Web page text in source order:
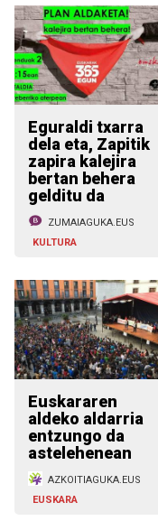
Eguraldi txarra
dela eta, Zapitik
zapira kalejira
bertan behera
gelditu da
ZUMAIAGUKA.EUS
KULTURA
Euskararen
aldeko aldarria
entzungo da
astelehenean
AZKOITIAGUKA.EUS
EUSKARA